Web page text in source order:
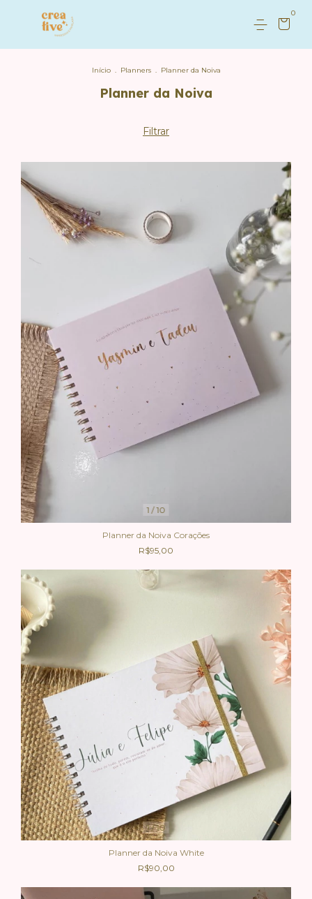
0
Início . Planners . Planner da Noiva
Planner da Noiva
Filtrar
1 /10
Planner da Noiva Corações
R$95,00
1/10
Planner da Noiva White
R$90,00